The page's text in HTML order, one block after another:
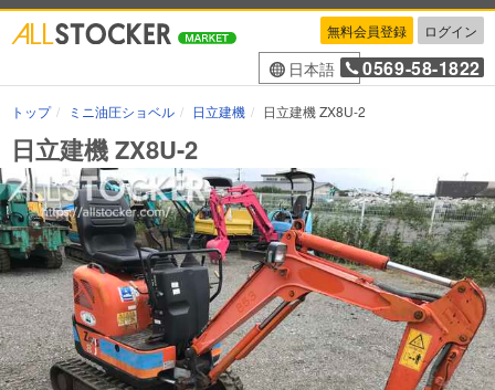
無料会員登録 ログイン
日本語 0569-58-1822
トップ ミニ油圧ショベル 日立建機 日立建機 ZX8U-2
日立建機 ZX8U-2